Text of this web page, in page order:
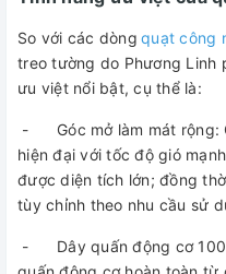
So với các dòng quạt công
treo tường do Phương Linh
ưu việt nổi bật, cụ thể là:
- Góc mở làm mát rộng:
hiện đại với tốc độ gió
được diện tích lớn; đồng
tùy chỉnh theo nhu cầu sử
- Dây quấn động cơ